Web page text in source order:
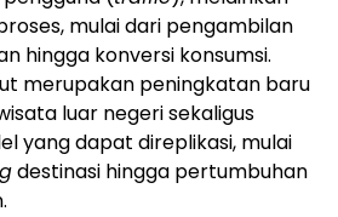
mulai dari pengambilan
hingga konversi konsumsi.
merupakan peningkatan baru
luar negeri sekaligus
yang dapat direplikasi, mulai
destinasi hingga pertumbuhan